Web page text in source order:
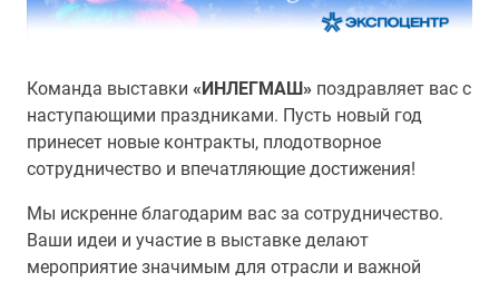
Команда выставки «ИНЛЕГМАШ» поздравляет вас с
наступающими праздниками. Пусть новый год
принесет новые контракты, плодотворное
сотрудничество и впечатляющие достижения!
Мы искренне благодарим вас за сотрудничество.
Ваши идеи и участие в выставке делают
мероприятие значимым для отрасли и важной